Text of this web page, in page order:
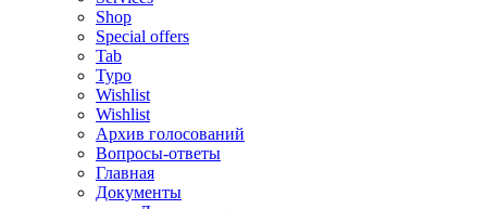
Shop
Special offers
Tab
Typo
Wishlist
Wishlist
Архив голосований
Вопросы-ответы
Главная
Документы